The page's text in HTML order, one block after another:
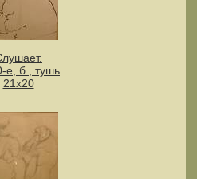
е, б., тушь
21х20